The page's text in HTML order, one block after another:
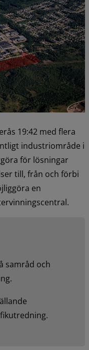
19:42 med flera
industriområde i
för lösningar
till, från och förbi
en
samråd och